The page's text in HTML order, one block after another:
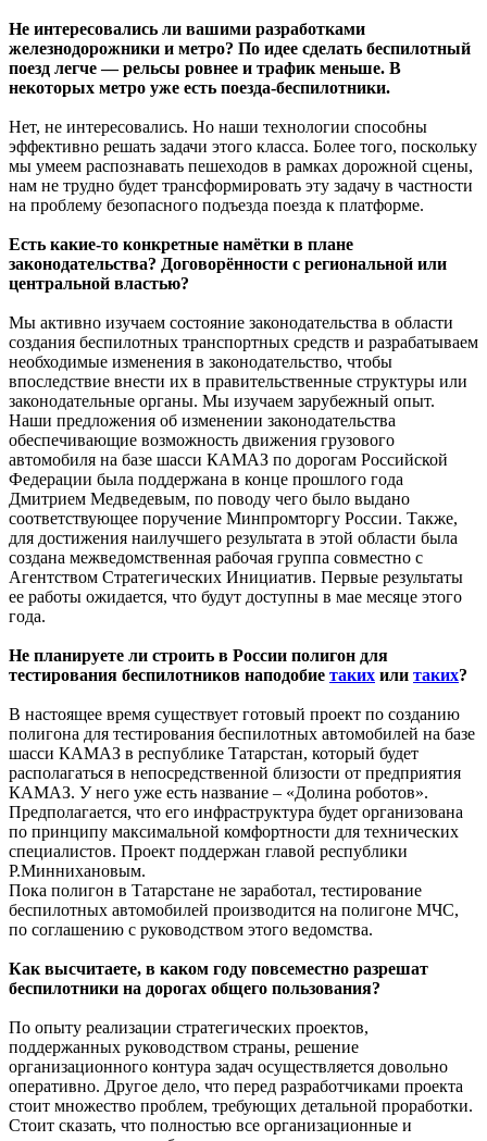
Не интересовались ли вашими разработками
железнодорожники и метро? По идее сделать беспилотный
поезд легче — рельсы ровнее и трафик меньше. В
некоторых метро уже есть поезда-беспилотники.
Нет, не интересовались. Но наши технологии способны
эффективно решать задачи этого класса. Более того, поскольку
мы умеем распознавать пешеходов в рамках дорожной сцены,
нам не трудно будет трансформировать эту задачу в частности
на проблему безопасного подъезда поезда к платформе.
Есть какие-то конкретные намётки в плане
законодательства? Договорённости с региональной или
центральной властью?
Мы активно изучаем состояние законодательства в области
создания беспилотных транспортных средств и разрабатываем
необходимые изменения в законодательство, чтобы
впоследствие внести их в правительственные структуры или
законодательные органы. Мы изучаем зарубежный опыт.
Наши предложения об изменении законодательства
обеспечивающие возможность движения грузового
автомобиля на базе шасси КАМАЗ по дорогам Российской
Федерации была поддержана в конце прошлого года
Дмитрием Медведевым, по поводу чего было выдано
соответствующее поручение Минпромторгу России. Также,
для достижения наилучшего результата в этой области была
создана межведомственная рабочая группа совместно с
Агентством Стратегических Инициатив. Первые результаты
ее работы ожидается, что будут доступны в мае месяце этого
года.
Не планируете ли строить в России полигон для
тестирования беспилотников наподобие таких или таких?
В настоящее время существует готовый проект по созданию
полигона для тестирования беспилотных автомобилей на базе
шасси КАМАЗ в республике Татарстан, который будет
располагаться в непосредственной близости от предприятия
КАМАЗ. У него уже есть название – «Долина роботов».
Предполагается, что его инфраструктура будет организована
по принципу максимальной комфортности для технических
специалистов. Проект поддержан главой республики
Р.Миннихановым.
Пока полигон в Татарстане не заработал, тестирование
беспилотных автомобилей производится на полигоне МЧС,
по соглашению с руководством этого ведомства.
Как высчитаете, в каком году повсеместно разрешат
беспилотники на дорогах общего пользования?
По опыту реализации стратегических проектов,
поддержанных руководством страны, решение
организационного контура задач осуществляется довольно
оперативно. Другое дело, что перед разработчиками проекта
стоит множество проблем, требующих детальной проработки.
Стоит сказать, что полностью все организационные и